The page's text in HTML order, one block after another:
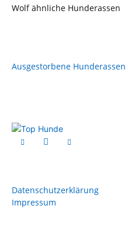
Wolf ähnliche Hunderassen
Ausgestorbene Hunderassen
Datenschutzerklärung
Impressum